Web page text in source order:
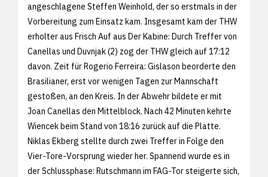
angeschlagene Steffen Weinhold, der so erstmals in der
Vorbereitung zum Einsatz kam. Insgesamt kam der THW
erholter aus Frisch Auf aus Der Kabine: Durch Treffer von
Canellas und Duvnjak (2) zog der THW gleich auf 17:12
davon. Zeit für Rogerio Ferreira: Gislason beorderte den
Brasilianer, erst vor wenigen Tagen zur Mannschaft
gestoßen, an den Kreis. In der Abwehr bildete er mit
Joan Canellas den Mittelblock. Nach 42 Minuten kehrte
Wiencek beim Stand von 18:16 zurück auf die Platte.
Niklas Ekberg stellte durch zwei Treffer in Folge den
Vier-Tore-Vorsprung wieder her. Spannend wurde es in
der Schlussphase: Rutschmann im FAG-Tor steigerte sich,